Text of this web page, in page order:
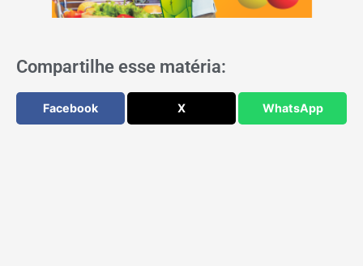
Compartilhe esse matéria:
Facebook X WhatsApp